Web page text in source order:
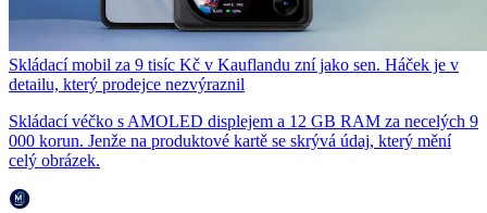
Skládací mobil za 9 tisíc Kč v Kauflandu zní jako sen. Háček je v
detailu, který prodejce nezvýraznil
Skládací véčko s AMOLED displejem a 12 GB RAM za necelých 9
000 korun. Jenže na produktové kartě se skrývá údaj, který mění
celý obrázek.